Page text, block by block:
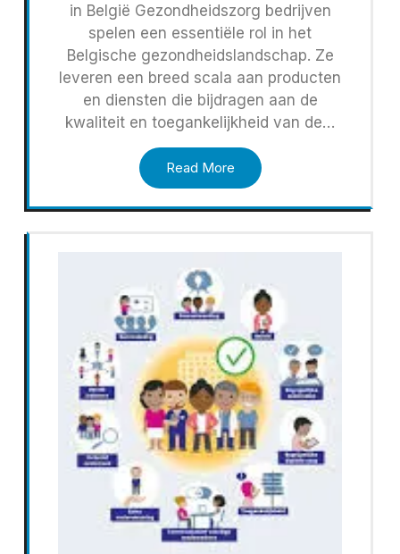
in België Gezondheidszorg bedrijven
spelen een essentiële rol in het
Belgische gezondheidslandschap. Ze
leveren een breed scala aan producten
en diensten die bijdragen aan de
kwaliteit en toegankelijkheid van de…
Read More